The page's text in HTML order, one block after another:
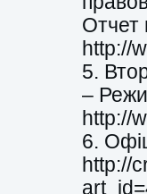
Отчет
http://
5.
–
http://
6.
http://